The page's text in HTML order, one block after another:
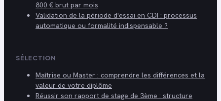
800 € brut par mois
Validation de la période d'essai en CDI : processus
automatique ou formalité indispensable ?
SÉLECTION
Maîtrise ou Master : comprendre les différences et la
valeur de votre diplôme
Réussir son rapport de stage de 3ème : structure